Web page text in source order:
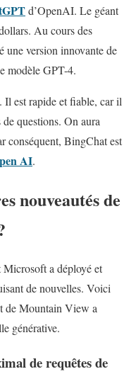
d’OpenAI. Le géant
Au cours des
une version innovante de
modèle GPT-4.
. Il est rapide et fiable, car il
questions. On aura
conséquent, BingChat est
AI.
nouveautés de
a déployé et
de nouvelles. Voici
de Mountain View a
générative.
de requêtes de